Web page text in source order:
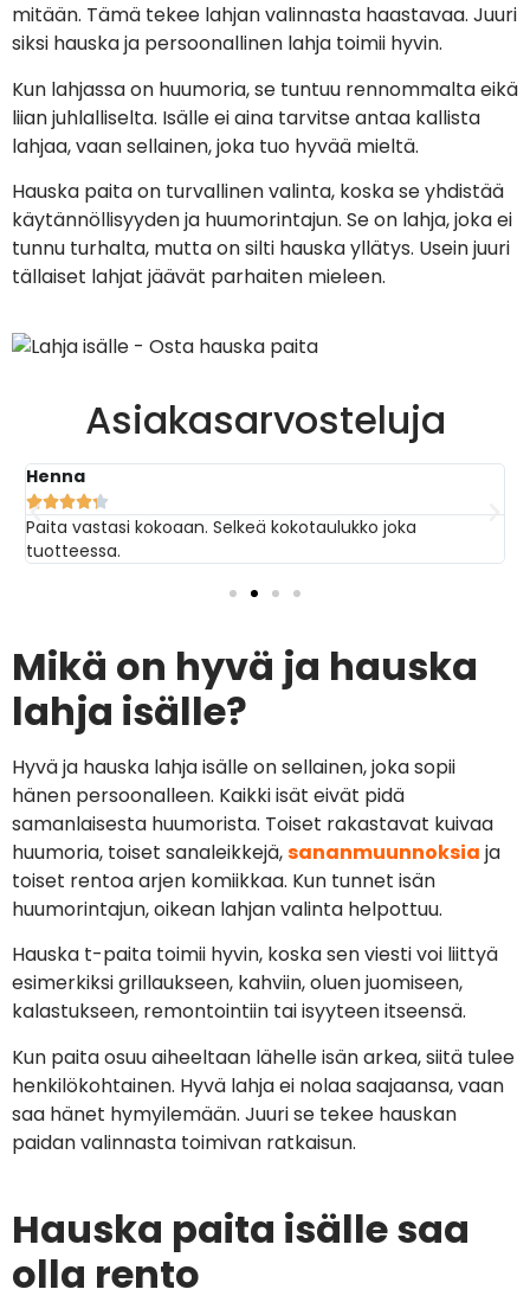
mitään. Tämä tekee lahjan valinnasta haastavaa. Juuri
siksi hauska ja persoonallinen lahja toimii hyvin.
Kun lahjassa on huumoria, se tuntuu rennommalta eikä
liian juhlalliselta. Isälle ei aina tarvitse antaa kallista
lahjaa, vaan sellainen, joka tuo hyvää mieltä.
Hauska paita on turvallinen valinta, koska se yhdistää
käytännöllisyyden ja huumorintajun. Se on lahja, joka ei
tunnu turhalta, mutta on silti hauska yllätys. Usein juuri
tällaiset lahjat jäävät parhaiten mieleen.
Asiakasarvosteluja
Henna

Paita vastasi kokoaan. Selkeä kokotaulukko joka
tuotteessa.
Mikä on hyvä ja hauska
lahja isälle?
Hyvä ja hauska lahja isälle on sellainen, joka sopii
hänen persoonalleen. Kaikki isät eivät pidä
samanlaisesta huumorista. Toiset rakastavat kuivaa
huumoria, toiset sanaleikkejä,sananmuunnoksia ja
toiset rentoa arjen komiikkaa. Kun tunnet isän
huumorintajun, oikean lahjan valinta helpottuu.
Hauska t-paita toimii hyvin, koska sen viesti voi liittyä
esimerkiksi grillaukseen, kahviin, oluen juomiseen,
kalastukseen, remontointiin tai isyyteen itseensä.
Kun paita osuu aiheeltaan lähelle isän arkea, siitä tulee
henkilökohtainen. Hyvä lahja ei nolaa saajaansa, vaan
saa hänet hymyilemään. Juuri se tekee hauskan
paidan valinnasta toimivan ratkaisun.
Hauska paita isälle saa
olla rento